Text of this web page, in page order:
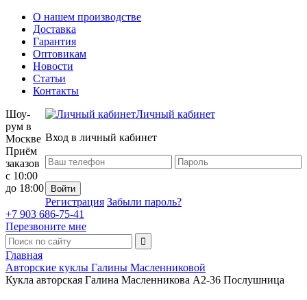
О нашем производстве
Доставка
Гарантия
Оптовикам
Новости
Статьи
Контакты
Личный кабинет
Вход в личный кабинет
Регистрация Забыли пароль?
Шоу-
рум в
Москве
Приём
заказов
с 10:00
до 18:00
+7 903 686-75-41
Перезвоните мне
Главная
Авторские куклы Галины Масленниковой
Кукла авторская Галина Масленникова А2-36 Послушница